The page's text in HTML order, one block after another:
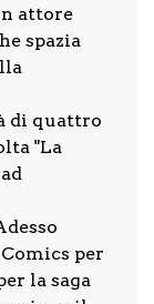
attore
spazia
di quattro
"La
per
la saga